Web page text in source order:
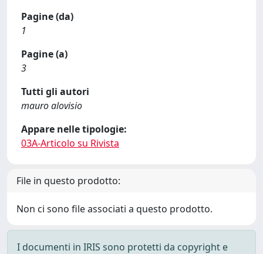
Pagine (da)
1
Pagine (a)
3
Tutti gli autori
mauro alovisio
Appare nelle tipologie:
03A-Articolo su Rivista
File in questo prodotto:
Non ci sono file associati a questo prodotto.
I documenti in IRIS sono protetti da copyright e